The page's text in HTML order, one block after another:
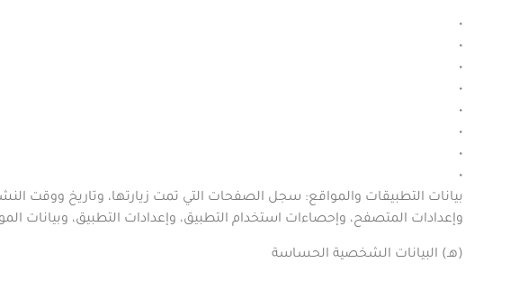
•
•
•
•
•
•
•
•
بيانات التطبيقات والمواقع: سجل الصفحات التي تمت زيارتها، وتاريخ ووقت
وإعدادات المتصفح، وإحصاءات استخدام التطبيق، وإعدادات التطبيق،
(هـ) البيانات الشخصية الحساسة